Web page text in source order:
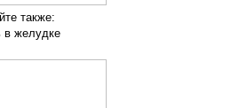
также:
в желудке